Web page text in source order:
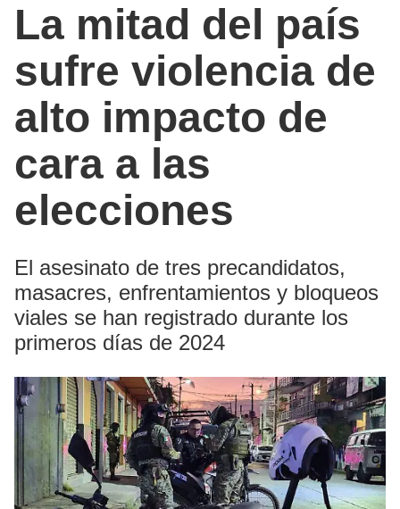
La mitad del país
sufre violencia de
alto impacto de
cara a las
elecciones
El asesinato de tres precandidatos,
masacres, enfrentamientos y bloqueos
viales se han registrado durante los
primeros días de 2024